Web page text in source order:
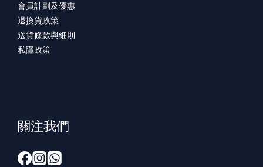
會員計劃及優惠
退換貨政策
送貨條款與細則
私隱政策
關注我們